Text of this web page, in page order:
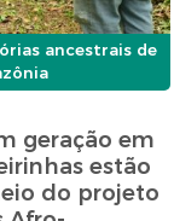
ancestrais de
geração em
estão
do projeto